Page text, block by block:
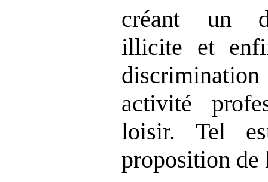
créant un
illicite et
activité
loisir. Tel
proposition de